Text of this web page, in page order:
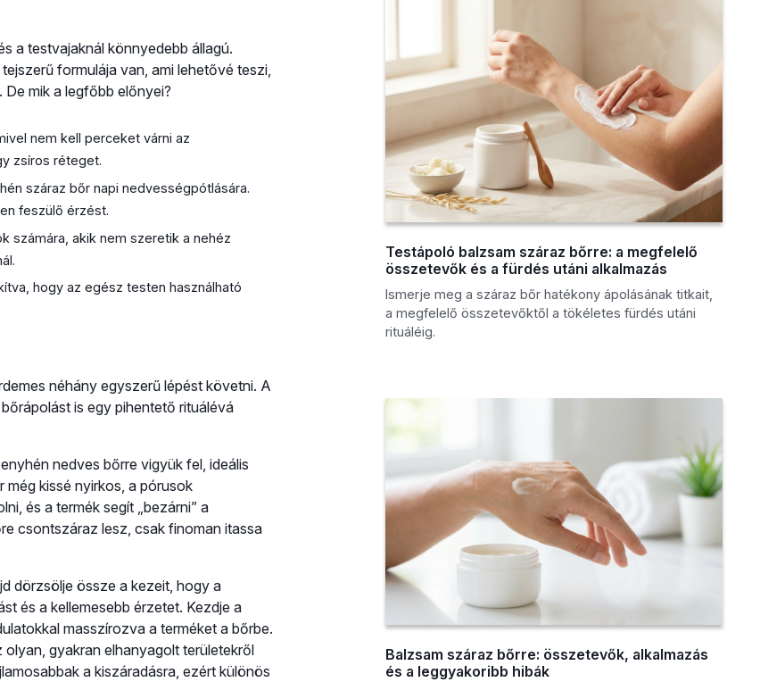
a testvajaknál könnyedebb állagú.
formulája van, ami lehetővé teszi,
mik a legfőbb előnyei?
nem kell perceket várni az
zsíros réteget.
száraz bőr napi nedvességpótlására.
feszülő érzést.
számára, akik nem szeretik a nehéz
hogy az egész testen használható
néhány egyszerű lépést követni. A
is egy pihentető rituálévá
nedves bőrre vigyük fel, ideális
kissé nyirkos, a pórusok
és a termék segít „bezárni” a
csontszáraz lesz, csak finoman itassa
dörzsölje össze a kezeit, hogy a
és a kellemesebb érzetet. Kezdje a
masszírozva a terméket a bőrbe.
gyakran elhanyagolt területekről
a kiszáradásra, ezért különös
Testápoló balzsam száraz bőrre: a megfelelő
összetevők és a fürdés utáni alkalmazás
Ismerje meg a száraz bőr hatékony ápolásának titkait,
a megfelelő összetevőktől a tökéletes fürdés utáni
rituáléig.
Balzsam száraz bőrre: összetevők, alkalmazás
és a leggyakoribb hibák